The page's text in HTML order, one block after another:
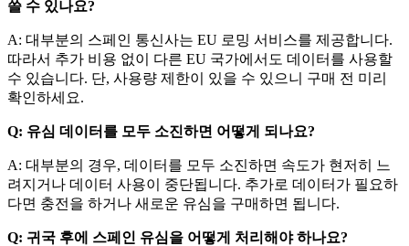
쓸 수 있나요?
A: 대부분의 스페인 통신사는 EU 로밍 서비스를 제공합니다.
따라서 추가 비용 없이 다른 EU 국가에서도 데이터를 사용할
수 있습니다. 단, 사용량 제한이 있을 수 있으니 구매 전 미리
확인하세요.
Q: 유심 데이터를 모두 소진하면 어떻게 되나요?
A: 대부분의 경우, 데이터를 모두 소진하면 속도가 현저히 느
려지거나 데이터 사용이 중단됩니다. 추가로 데이터가 필요하
다면 충전을 하거나 새로운 유심을 구매하면 됩니다.
Q: 귀국 후에 스페인 유심을 어떻게 처리해야 하나요?